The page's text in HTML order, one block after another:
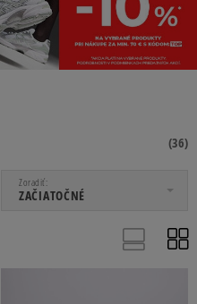
(36)
Zoradiť
ZAČIATOČNÉ